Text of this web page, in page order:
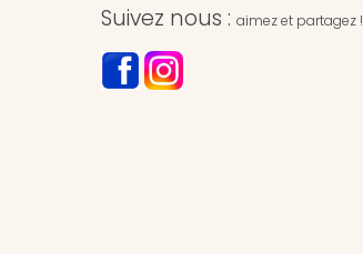
Suivez nous : aimez et partagez !